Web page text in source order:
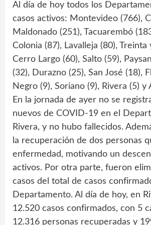
Al día de hoy todos los
casos activos: Montevideo (766),
Maldonado (251), Tacuarembó
Colonia (87), Lavalleja (80), Treinta
Cerro Largo (60), Salto (59),
(32), Durazno (25), San José (18),
Negro (9), Soriano (9), Rivera (5) y
En la jornada de ayer no se
nuevos de COVID-19 en el
Rivera, y no hubo fallecidos.
la recuperación de dos personas
enfermedad, motivando un
activos. Por otra parte, fueron
casos del total de casos
Departamento. Al día de hoy, en
12.520 casos confirmados, con 5
12.316 personas recuperadas y